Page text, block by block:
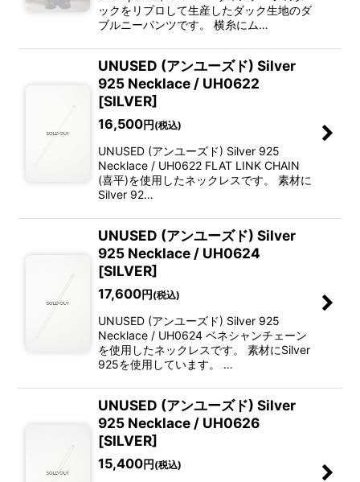
ックをリプロして生産したダック生地のダ
ブルニーパンツです。 横糸にム…
UNUSED (アンユーズド) Silver
925 Necklace / UH0622
[SILVER]
16,500円 (税込)
UNUSED (アンユーズド) Silver 925
Necklace / UH0622 FLAT LINK CHAIN
(喜平)を使用したネックレスです。 素材に
Silver 92…
UNUSED (アンユーズド) Silver
925 Necklace / UH0624
[SILVER]
17,600円 (税込)
UNUSED (アンユーズド) Silver 925
Necklace / UH0624 ベネシャンチェーン
を使用したネックレスです。 素材にSilver
925を使用しています。 …
UNUSED (アンユーズド) Silver
925 Necklace / UH0626
[SILVER]
15,400円 (税込)